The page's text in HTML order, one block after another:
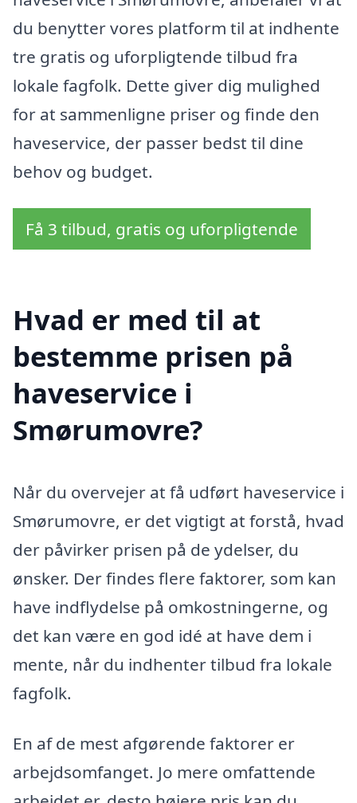
du benytter vores platform til at indhente
tre gratis og uforpligtende tilbud fra
lokale fagfolk. Dette giver dig mulighed
for at sammenligne priser og finde den
haveservice, der passer bedst til dine
behov og budget.
Få 3 tilbud, gratis og uforpligtende
Hvad er med til at
bestemme prisen på
haveservice i
Smørumovre?
Når du overvejer at få udført haveservice i
Smørumovre, er det vigtigt at forstå, hvad
der påvirker prisen på de ydelser, du
ønsker. Der findes flere faktorer, som kan
have indflydelse på omkostningerne, og
det kan være en god idé at have dem i
mente, når du indhenter tilbud fra lokale
fagfolk.
En af de mest afgørende faktorer er
arbejdsomfanget. Jo mere omfattende